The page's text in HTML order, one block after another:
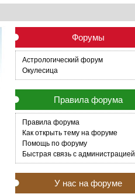
Форумы
Астрологический форум
Окулесица
Правила форума
Правила форума
Как открыть тему на форуме
Помощь по форуму
Быстрая связь с администрацией
У нас на форуме